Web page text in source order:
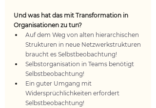
Und was hat das mit Transformation in
Organisationen zu tun?
Auf dem Weg von alten hierarchischen
Strukturen in neue Netzwerkstrukturen
braucht es Selbstbeobachtung!
Selbstorganisation in Teams benötigt
Selbstbeobachtung!
Ein guter Umgang mit
Widersprüchlichkeiten erfordert
Selbstbeobachtung!